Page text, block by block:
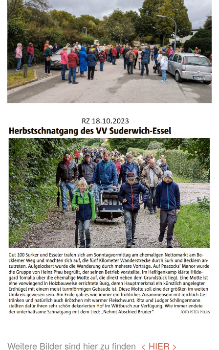
Weitere Bilder sind hier zu finden < HIER >